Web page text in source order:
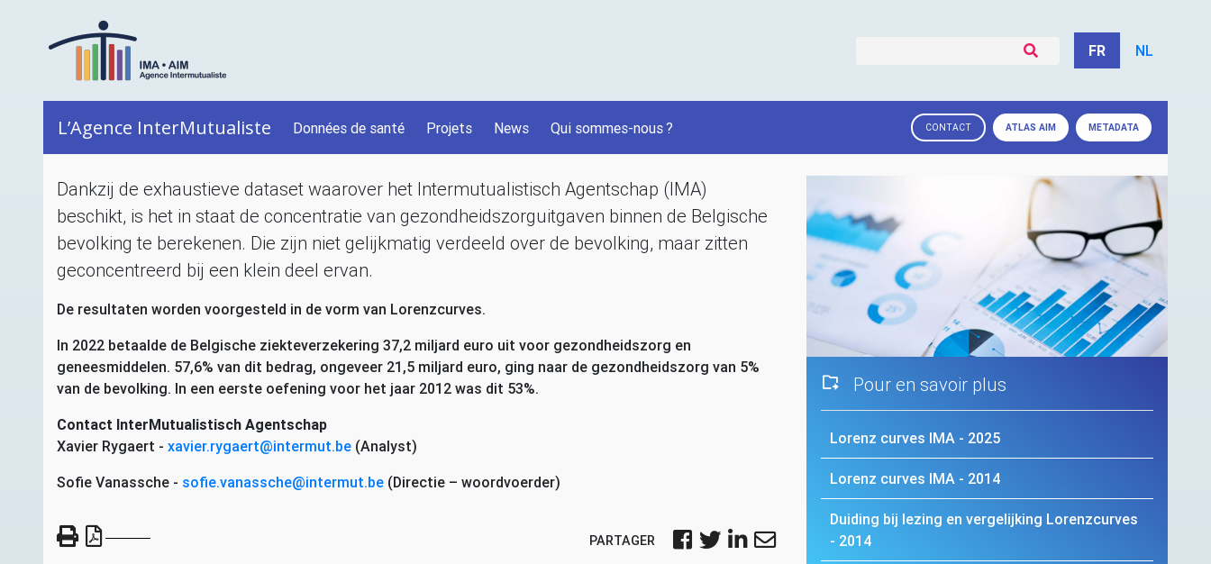
FR NL
L’Agence InterMutualiste Données de santé Projets News Qui sommes-nous? CONTACT ATLAS AIM METADATA
Dankzij de exhaustieve dataset waarover het Intermutualistisch Agentschap (IMA)
beschikt, is het in staat de concentratie van gezondheidszorguitgaven binnen de Belgische
bevolking te berekenen. Die zijn niet gelijkmatig verdeeld over de bevolking, maar zitten
geconcentreerd bij een klein deel ervan.
De resultaten worden voorgesteld in de vorm van Lorenzcurves.
In 2022 betaalde de Belgische ziekteverzekering 37,2 miljard euro uit voor gezondheidszorg en
geneesmiddelen. 57,6% van dit bedrag, ongeveer 21,5 miljard euro, ging naar de gezondheidszorg van 5%
van de bevolking. In een eerste oefening voor het jaar 2012 was dit 53%.
Contact InterMutualistisch Agentschap
Xavier Rygaert - xavier.rygaert@intermut.be (Analyst)
Sofie Vanassche - sofie.vanassche@intermut.be (Directie – woordvoerder)
PARTAGER
Pour en savoir plus
Lorenz curves IMA - 2025
Lorenz curves IMA - 2014
Duiding bij lezing en vergelijking Lorenzcurves
- 2014